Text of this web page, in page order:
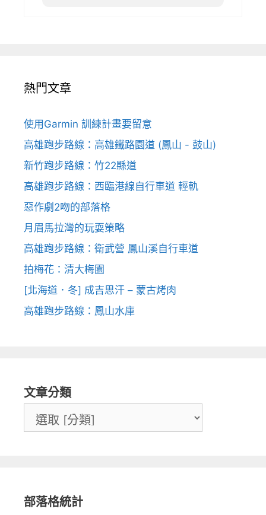
熱門文章
使用Garmin 訓練計畫要留意
高雄跑步路線：高雄鐵路園道 (鳳山 - 鼓山)
新竹跑步路線：竹22縣道
高雄跑步路線：西臨港線自行車道 輕軌
惡作劇2吻的部落格
月眉馬拉灣的玩耍策略
高雄跑步路線：衛武營 鳳山溪自行車道
拍梅花：清大梅園
[北海道．冬] 成吉思汗 – 蒙古烤肉
高雄跑步路線：鳳山水庫
文章分類
部落格統計